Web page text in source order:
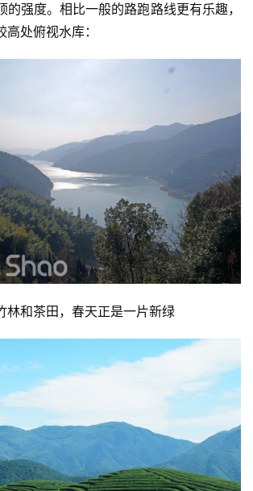
的强度。相比一般的路跑路线更有乐趣，
处俯视水库：
林和茶田，春天正是一片新绿